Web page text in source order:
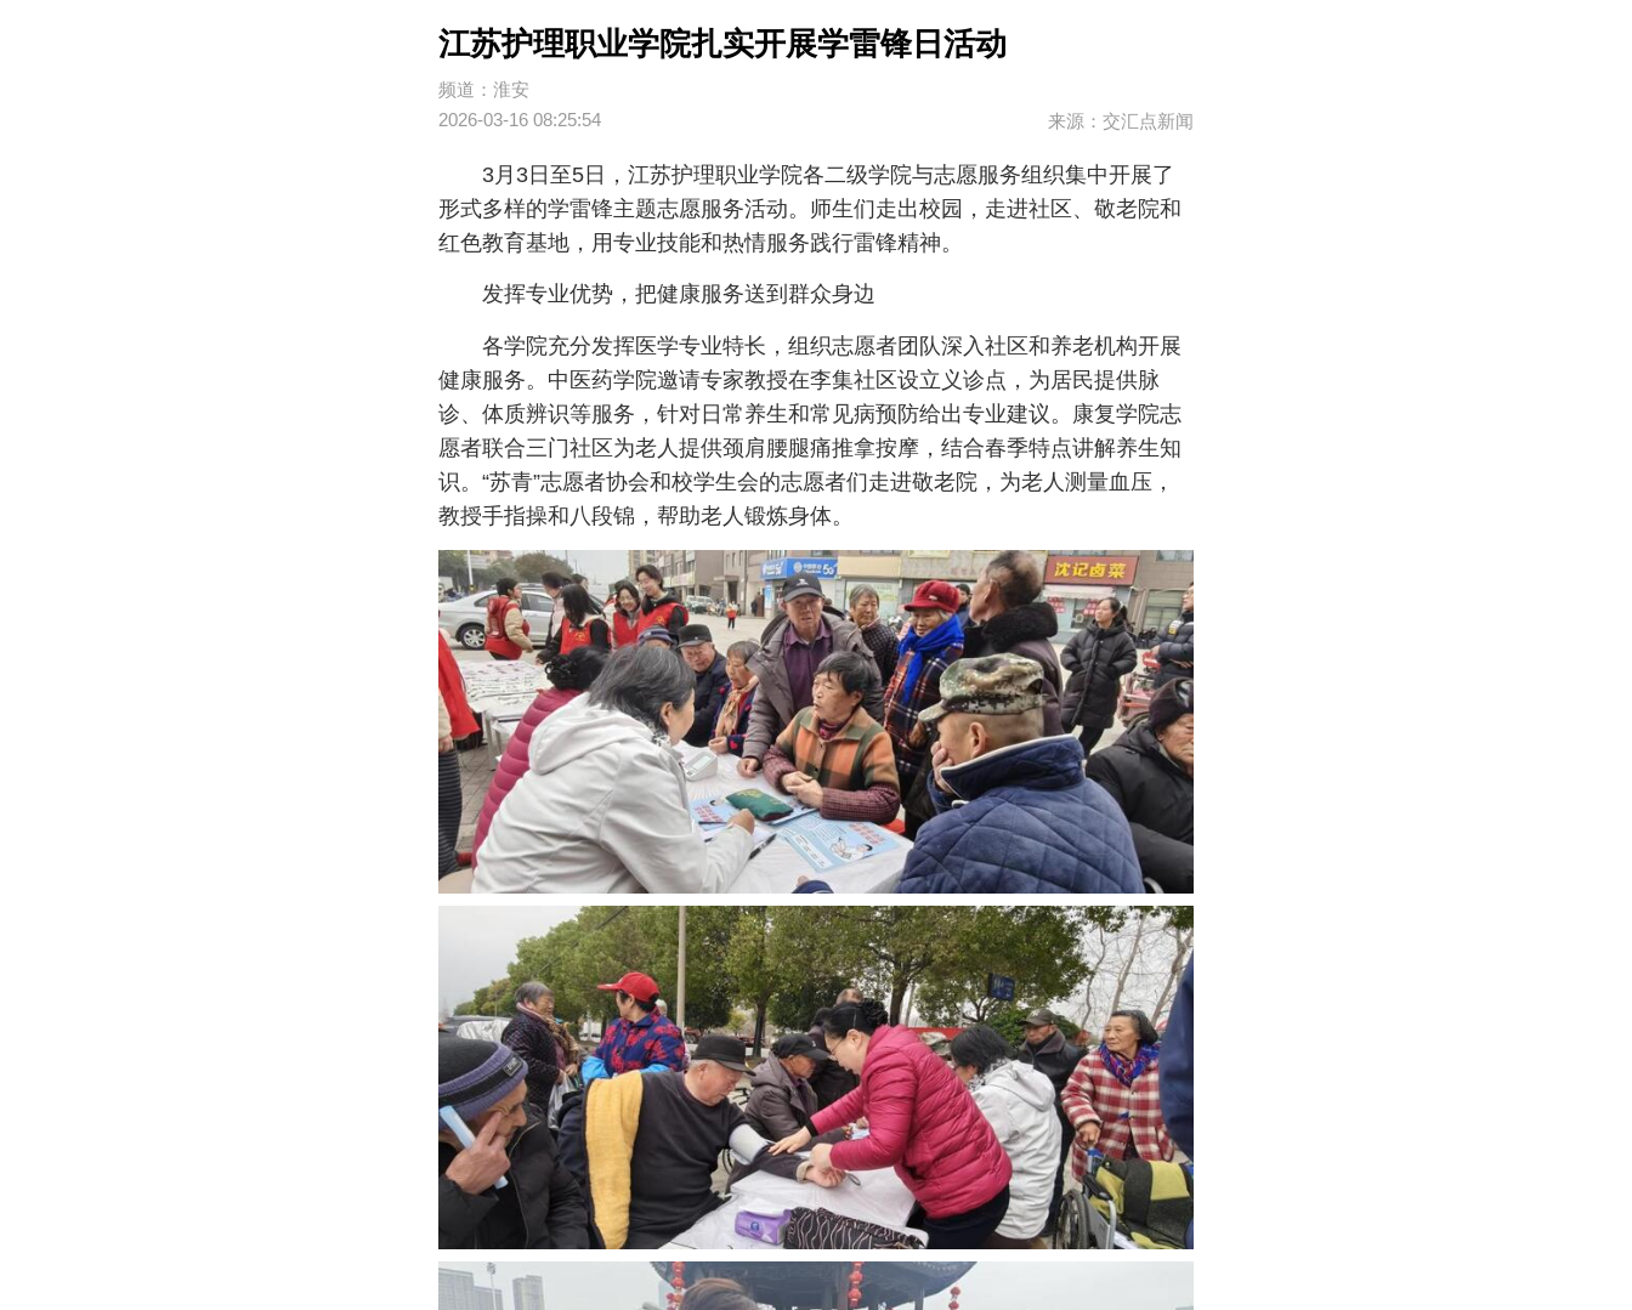
江苏护理职业学院扎实开展学雷锋日活动
频道：淮安
2026-03-16 08:25:54
来源：交汇点新闻
3月3日至5日，江苏护理职业学院各二级学院与志愿服务组织集中开展了
形式多样的学雷锋主题志愿服务活动。师生们走出校园，走进社区、敬老院和
红色教育基地，用专业技能和热情服务践行雷锋精神。
发挥专业优势，把健康服务送到群众身边
各学院充分发挥医学专业特长，组织志愿者团队深入社区和养老机构开展
健康服务。中医药学院邀请专家教授在李集社区设立义诊点，为居民提供脉
诊、体质辨识等服务，针对日常养生和常见病预防给出专业建议。康复学院志
愿者联合三门社区为老人提供颈肩腰腿痛推拿按摩，结合春季特点讲解养生知
识。“苏青”志愿者协会和校学生会的志愿者们走进敬老院，为老人测量血压，
教授手指操和八段锦，帮助老人锻炼身体。